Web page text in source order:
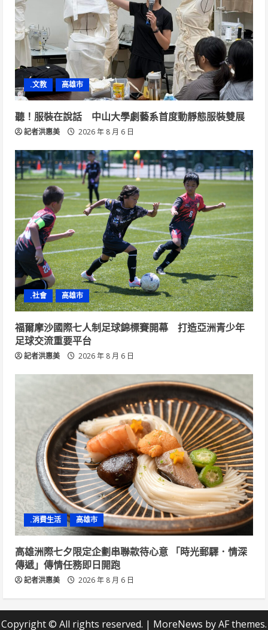
.文教 高雄市
聽！服裝在說話 中山大學劇藝系首度動靜態服裝雙展
記者洪惠美 2026 年 8 月 6 日
.社會 高雄市
福爾摩沙國際七人制足球錦標賽開幕 打造亞洲青少年
足球交流重要平台
記者洪惠美 2026 年 8 月 6 日
.消費生活 高雄市
高雄洲際七夕限定企劃串聯款待心意 「時光郵驛．情深
傳遞」傳情任務即日開跑
記者洪惠美 2026 年 8 月 6 日
Copyright © All rights reserved. | MoreNews by AF themes.